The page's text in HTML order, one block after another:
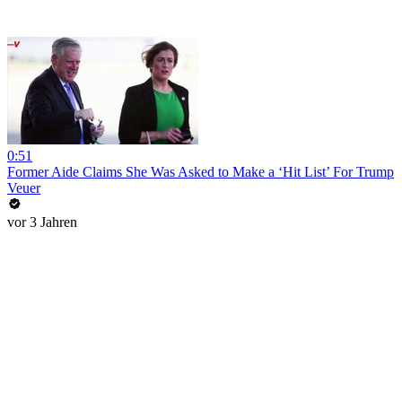
0:51
Former Aide Claims She Was Asked to Make a ‘Hit List’ For Trump
Veuer
vor 3 Jahren